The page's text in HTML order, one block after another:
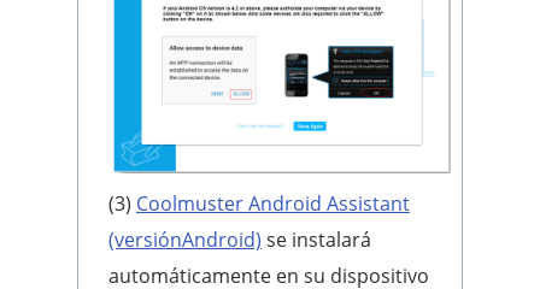
(3) Coolmuster Android Assistant
(versiónAndroid) se instalará
automáticamente en su dispositivo